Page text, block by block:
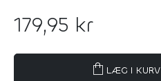
179,95 kr
shopping_bag LÆG I KURV